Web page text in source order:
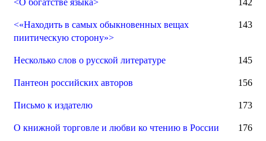
<О богатстве языка> 142
<«Находить в самых обыкновенных вещах
пиитическую сторону»>
143
Несколько слов о русской литературе 145
Пантеон российских авторов 156
Письмо к издателю 173
О книжной торговле и любви ко чтению в России 176